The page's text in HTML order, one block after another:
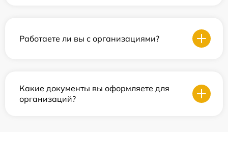
Работаете ли вы с организациями?
Какие документы вы оформляете для
организаций?